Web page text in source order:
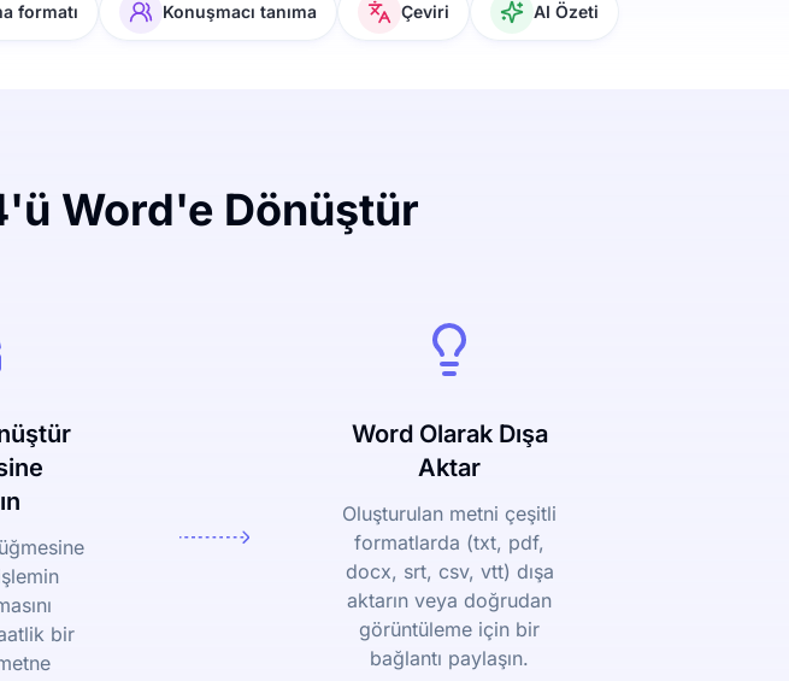
formatı Konuşmacı tanıma Çeviri AI Özeti
Word'e Dönüştür
bir
Word Olarak Dışa
Aktar
Oluşturulan metni çeşitli
formatlarda (txt, pdf,
docx, srt, csv, vtt) dışa
aktarın veya doğrudan
görüntüleme için bir
bağlantı paylaşın.